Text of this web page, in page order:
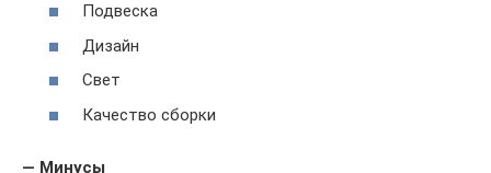
Подвеска
Дизайн
Свет
Качество сборки
— Минусы